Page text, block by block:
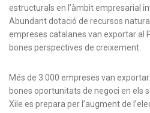
estructurals en l’àmbit empresarial
Abundant dotació de recursos
empreses catalanes van exportar al
bones perspectives de creixement.
Més de 3.000 empreses van exportar
bones oportunitats de negoci en els
Xile es prepara per l’augment de